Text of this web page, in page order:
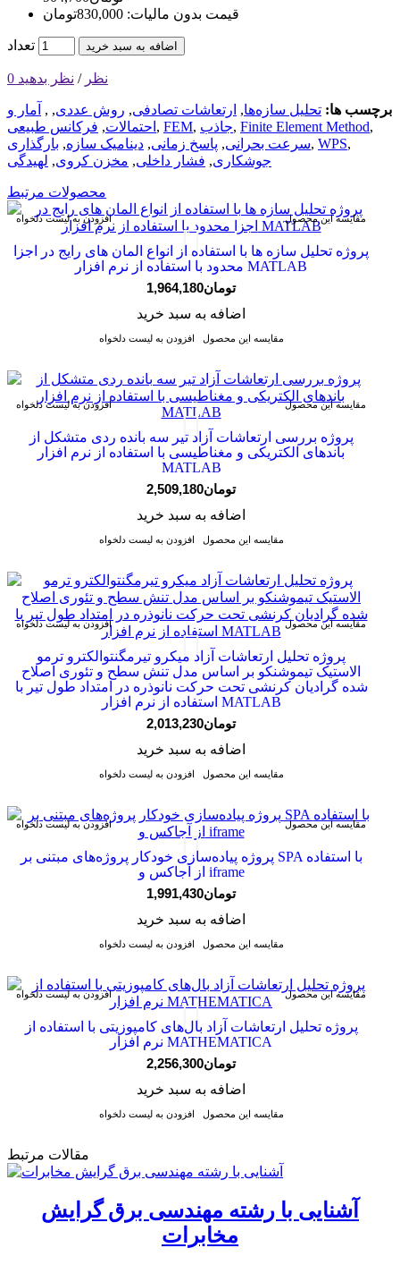
قیمت بدون مالیات: 830,000تومان
تعداد اضافه به سبد خرید
0 نظر / نظر بدهید
برچسب ها: تحلیل سازه‌ها, ارتعاشات تصادفی, روش عددی,
, آمار و
احتمالات, فرکانس طبیعی , FEM‌, جاذب, Finite Element Method,
سرعت بحرانی, پاسخ زمانی, دینامیک سازه, بارگذاری , WPS‌,
جوشکاری, فشار داخلی, مخزن کروی, لهیدگی
محصولات مرتبط
افزودن به لیست دلخواه مقایسه این محصول
پروژه تحليل سازه ها با استفاده از انواع المان های رایج در اجزا
محدود با استفاده از نرم افزار MATLAB
1,964,180تومان
اضافه به سبد خرید
افزودن به لیست دلخواه مقایسه این محصول
افزودن به لیست دلخواه مقایسه این محصول
پروژه بررسی ارتعاشات آزاد تیر سه بانده ردی متشکل از
باندهای الکتریکی و مغناطیسی با استفاده از نرم افزار
MATLAB
2,509,180تومان
اضافه به سبد خرید
افزودن به لیست دلخواه مقایسه این محصول
افزودن به لیست دلخواه مقایسه این محصول
پروژه تحلیل ارتعاشات آزاد میکرو تیرمگنتوالکترو ترمو
الاستیک تیموشنکو بر اساس مدل تنش سطح و تئوری اصلاح
شده گرادیان کرنشی تحت حرکت نانوذره در امتداد طول تیر با
استفاده از نرم افزار MATLAB
2,013,230تومان
اضافه به سبد خرید
افزودن به لیست دلخواه مقایسه این محصول
افزودن به لیست دلخواه مقایسه این محصول
پروژه پیاده‌سازی خودکار پروژه‌های مبتنی بر SPA با استفاده
از آجاکس و iframe
1,991,430تومان
اضافه به سبد خرید
افزودن به لیست دلخواه مقایسه این محصول
افزودن به لیست دلخواه مقایسه این محصول
پروژه تحلیل ارتعاشات آزاد بال‌های کامپوزیتی با استفاده از
نرم افزار MATHEMATICA
2,256,300تومان
اضافه به سبد خرید
افزودن به لیست دلخواه مقایسه این محصول
مقالات مرتبط
آشنایی با رشته مهندسی برق گرایش
مخابرات